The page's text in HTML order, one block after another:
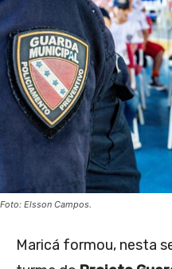
Foto: Elsson Campos.
Maricá formou, nesta